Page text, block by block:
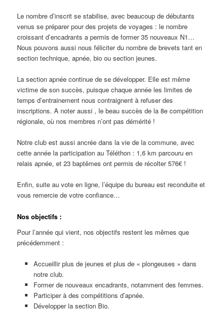
Le nombre d’inscrit se stabilise, avec beaucoup de débutants
venus se préparer pour des projets de voyages : le nombre
croissant d’encadrants a permis de former 35 nouveaux N1…
Nous pouvons aussi nous féliciter du nombre de brevets tant en
section technique, apnée, bio ou section jeunes.
La section apnée continue de se développer. Elle est même
victime de son succès, puisque chaque année les limites de
temps d’entrainement nous contraignent à refuser des
inscriptions. A noter aussi , le beau succès de la 8e compétition
régionale, où nos membres n’ont pas démérité !
Notre club est aussi ancrée dans la vie de la commune, avec
cette année la participation au Téléthon : 1,6 km parcouru en
relais apnée, et 23 baptêmes ont permis de récolter 576€ !
Enfin, suite au vote en ligne, l’équipe du bureau est reconduite et
vous remercie de votre confiance…
Nos objectifs :
Pour l’année qui vient, nos objectifs restent les mêmes que
précédemment :
Accueillir plus de jeunes et plus de « plongeuses » dans
notre club.
Former de nouveaux encadrants, notamment des femmes.
Participer à des compétitions d’apnée.
Développer la section Bio.